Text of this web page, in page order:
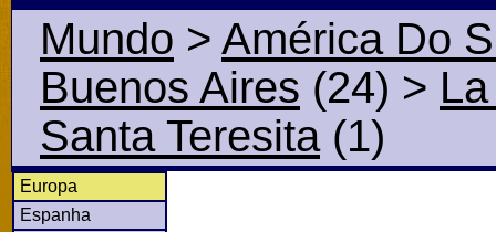
Mundo > América Do
Buenos Aires (24) >
Santa Teresita(1)
Europa
Espanha